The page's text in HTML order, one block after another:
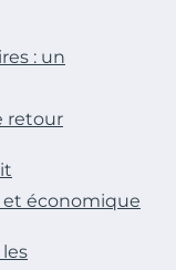
: un
retour
économique